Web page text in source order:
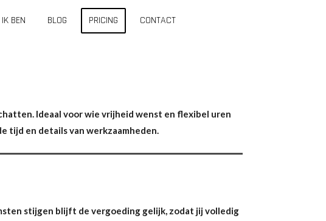
BEN BLOG PRICING CONTACT
Ideaal voor wie vrijheid wenst en flexibel uren
tijd en details van werkzaamheden.
stijgen blijft de vergoeding gelijk, zodat jij volledig